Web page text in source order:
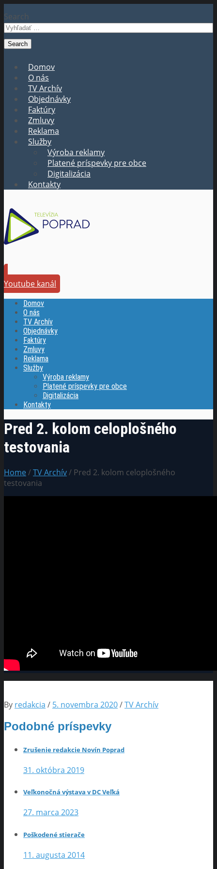
Search
Domov
O nás
TV Archív
Objednávky
Faktúry
Zmluvy
Reklama
Služby
Výroba reklamy
Platené príspevky pre obce
Digitalizácia
Kontakty
Youtube kanál
Domov
O nás
TV Archív
Objednávky
Faktúry
Zmluvy
Reklama
Služby
Výroba reklamy
Platené príspevky pre obce
Digitalizácia
Kontakty
Pred 2. kolom celoplošného
testovania
Home/TV Archív/ Pred 2. kolom celoplošného
testovania
By redakcia / 5. novembra 2020/TV Archív
Podobné príspevky
Zrušenie redakcie Novín Poprad
31. októbra 2019
Veľkonočná výstava v DC Veľká
27. marca 2023
Poškodené stierače
11. augusta 2014